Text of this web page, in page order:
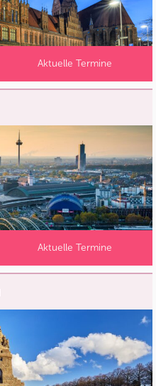
Aktuelle Termine
Aktuelle Termine